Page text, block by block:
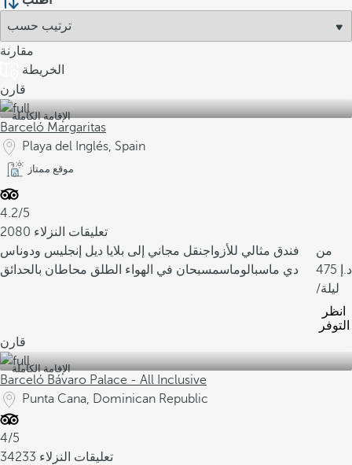
مقارنة
الخريطة
قارن
الإقامة الكاملة
Barceló Margaritas
Playa del Inglés, Spain
موقع ممتاز
4.2/5
2080 تعليقات النزلاء
فندق مثالي للأزواجنقل مجاني إلى بلايا ديل إنجليس ودوناس
دي ماسبالوماسمسبحان في الهواء الطلق محاطان بالحدائق
من
475
/ليلة
انظر
التوفر
قارن
الإقامة الكاملة
Barceló Bávaro Palace - All Inclusive
Punta Cana, Dominican Republic
4/5
34233 تعليقات النزلاء